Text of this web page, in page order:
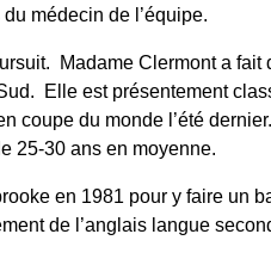
médecin de l’équipe.
Madame Clermont a fait
Elle est présentement
coupe du monde l’été
25-30 ans en moyenne.
en 1981 pour y faire un
de l’anglais langue